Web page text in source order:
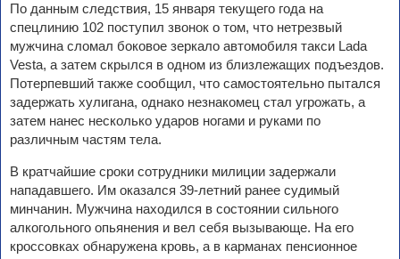
По данным следствия, 15 января текущего года на
спецлинию 102 поступил звонок о том, что нетрезвый
мужчина сломал боковое зеркало автомобиля такси Lada
Vesta, а затем скрылся в одном из близлежащих подъездов.
Потерпевший также сообщил, что самостоятельно пытался
задержать хулигана, однако незнакомец стал угрожать, а
затем нанес несколько ударов ногами и руками по
различным частям тела.
В кратчайшие сроки сотрудники милиции задержали
нападавшего. Им оказался 39-летний ранее судимый
минчанин. Мужчина находился в состоянии сильного
алкогольного опьянения и вел себя вызывающе. На его
кроссовках обнаружена кровь, а в карманах пенсионное